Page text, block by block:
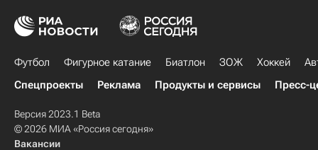
Футбол Фигурное катание Биатлон ЗОЖ Хоккей
Спецпроекты
Реклама Продукты и сервисы Пресс-
Версия 2023.1 Beta
© 2026 МИА «Россия сегодня»
Вакансии